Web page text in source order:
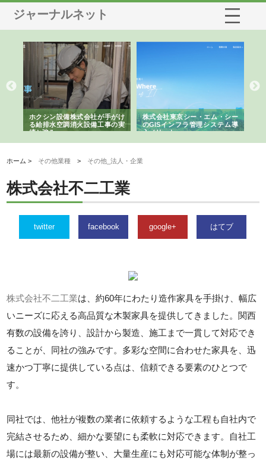
ジャーナルネット
ホクシン設備株式会社が手がけ
る給排水空調消火設備工事の実
績と強み
株式会社東京シー・エム・シー
のGISインフラ管理システム導
入メリット
ホーム > その他業種 > その他_法人・企業
株式会社不二工業
twitter facebook google+ はてブ
株式会社不二工業は、約60年にわたり造作家具を手掛け、幅広
いニーズに応える高品質な木製家具を提供してきました。関西
有数の設備を誇り、設計から製造、施工まで一貫して対応でき
ることが、同社の強みです。多彩な空間に合わせた家具を、迅
速かつ丁寧に提供している点は、信頼できる要素のひとつで
す。
同社では、他社が複数の業者に依頼するような工程も自社内で
完結させるため、細かな要望にも柔軟に対応できます。自社工
場には最新の設備が整い、大量生産にも対応可能な体制が整っ